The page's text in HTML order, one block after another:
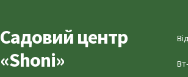
Перейти
до
навігації
Перейти
до
вмісту
Садовий центр
«Shoni»